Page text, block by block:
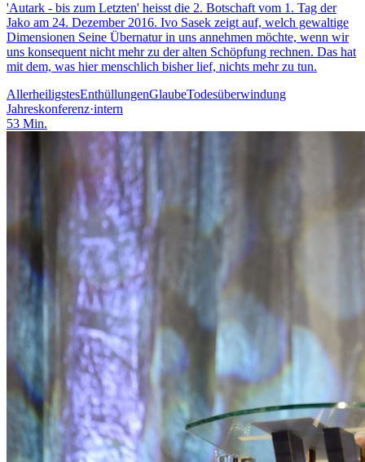
'Autark - bis zum Letzten' heisst die 2. Botschaft vom 1. Tag der
Jako am 24. Dezember 2016. Ivo Sasek zeigt auf, welch gewaltige
Dimensionen Seine Übernatur in uns annehmen möchte, wenn wir
uns konsequent nicht mehr zu der alten Schöpfung rechnen. Das hat
mit dem, was hier menschlich bisher lief, nichts mehr zu tun.
AllerheiligstesEnthüllungenGlaubeTodesüberwindung
Jahreskonferenz·intern
53 Min.